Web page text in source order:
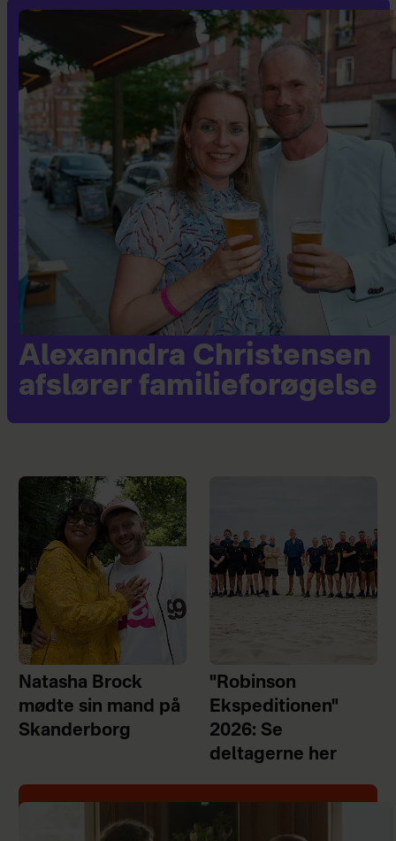
Alexanndra Christensen
afslører familieforøgelse
Natasha Brock
mødte sin mand på
Skanderborg
"Robinson
Ekspeditionen"
2026: Se
deltagerne her